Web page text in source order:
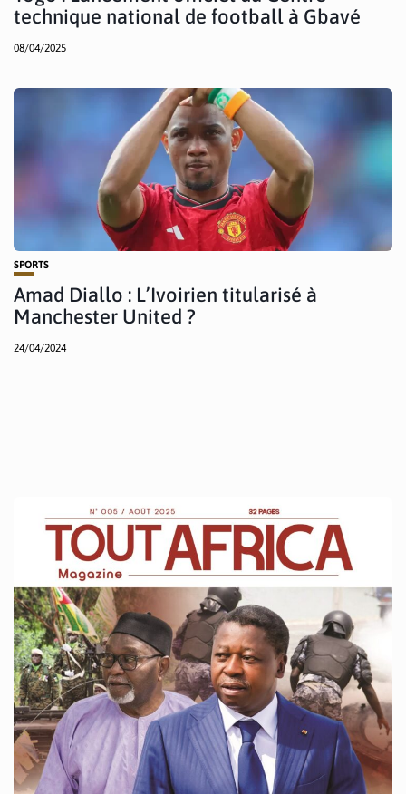
technique national de football à Gbavé
08/04/2025
SPORTS
Amad Diallo : L’Ivoirien titularisé à
Manchester United ?
24/04/2024